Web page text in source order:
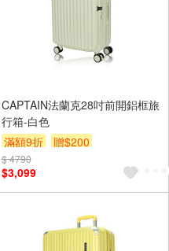
CAPTAIN法蘭克28吋前開鋁框旅
行箱-白色
滿額9折
贈$200
$ 4790
$3,099